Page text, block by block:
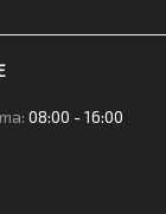
08:00 - 16:00